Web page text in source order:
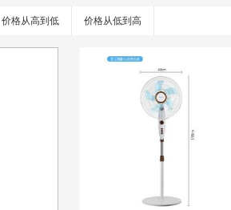
价格从高到低 价格从低到高